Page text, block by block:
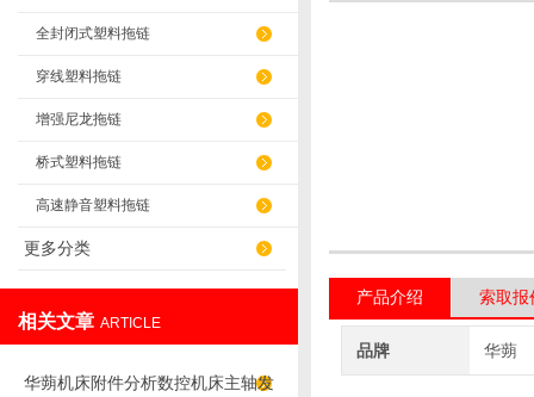
全封闭式塑料拖链
穿线塑料拖链
增强尼龙拖链
桥式塑料拖链
高速静音塑料拖链
更多分类
相关文章 ARTICLE
华蒴机床附件分析数控机床主轴发
产品介绍 索取报
品牌 华蒴